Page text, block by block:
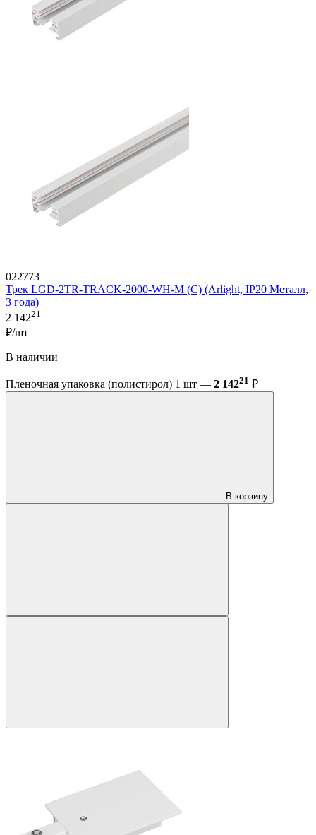
022773
Трек LGD-2TR-TRACK-2000-WH-M (C) (Arlight, IP20 Металл,
3 года)
2 14221
₽/шт
В наличии
Пленочная упаковка (полистирол) 1 шт — 2 14221 ₽
В корзину